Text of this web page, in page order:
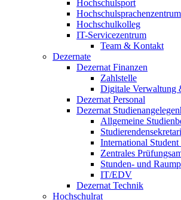
Hochschulsport
Hochschulsprachenzentrum
Hochschulkolleg
IT-Servicezentrum
Team & Kontakt
Dezernate
Dezernat Finanzen
Zahlstelle
Digitale Verwaltung
Dezernat Personal
Dezernat
Allgemeine
International Student
Zentrales
Stunden- und
IT/EDV
Dezernat Technik
Hochschulrat